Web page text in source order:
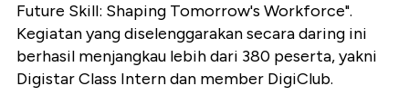
Future Skill: Shaping Tomorrow's Workforce".
Kegiatan yang diselenggarakan secara daring ini
berhasil menjangkau lebih dari 380 peserta, yakni
Digistar Class Intern dan member DigiClub.